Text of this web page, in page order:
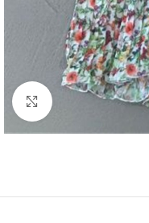
Click to enlarge